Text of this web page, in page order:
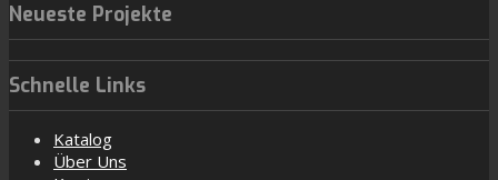
Neueste Projekte
Schnelle Links
Katalog
Über Uns